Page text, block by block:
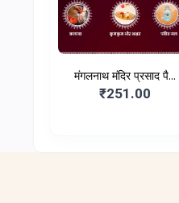
मंगलनाथ मंदिर प्रसाद पै...
₹251.00